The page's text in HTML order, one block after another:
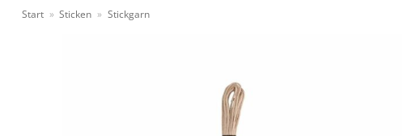
Start » Sticken » Stickgarn